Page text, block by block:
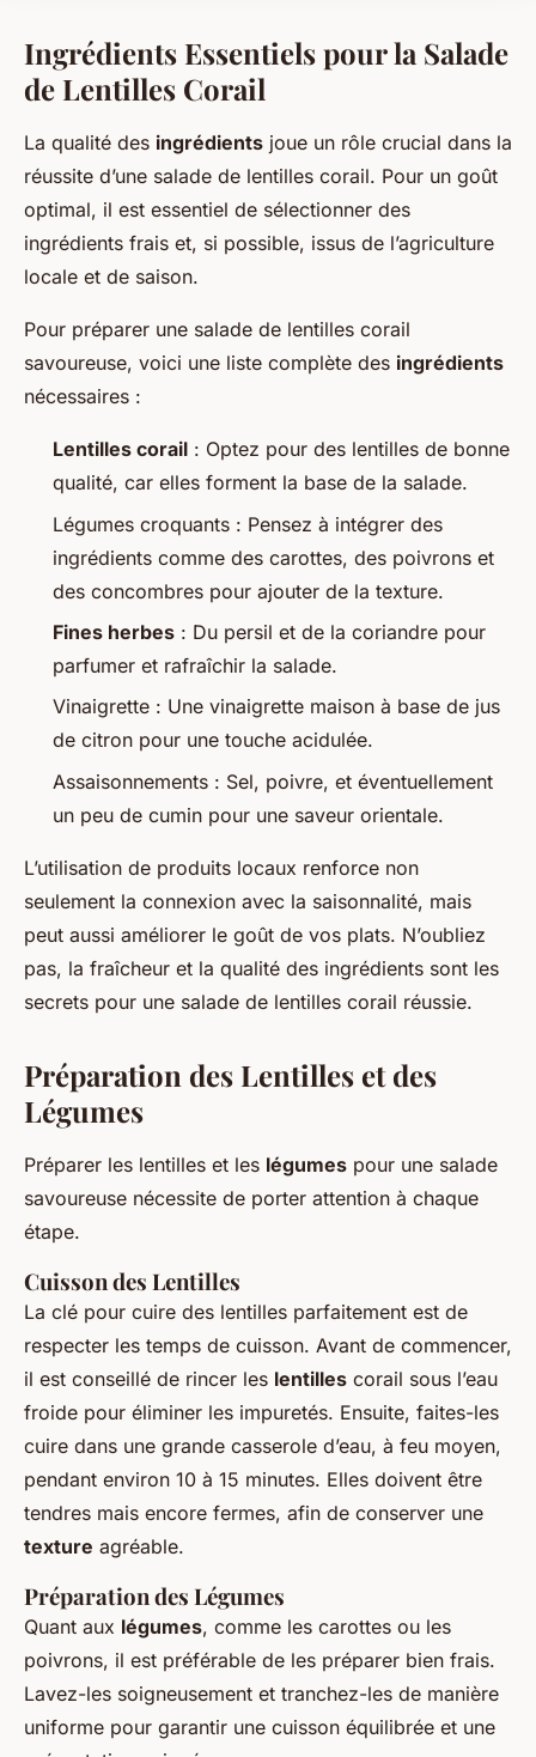
Ingrédients Essentiels pour la Salade
de Lentilles Corail
La qualité des ingrédients joue un rôle crucial dans la
réussite d’une salade de lentilles corail. Pour un goût
optimal, il est essentiel de sélectionner des
ingrédients frais et, si possible, issus de l’agriculture
locale et de saison.
Pour préparer une salade de lentilles corail
savoureuse, voici une liste complète des ingrédients
nécessaires :
Lentilles corail : Optez pour des lentilles de bonne
qualité, car elles forment la base de la salade.
Légumes croquants : Pensez à intégrer des
ingrédients comme des carottes, des poivrons et
des concombres pour ajouter de la texture.
Fines herbes : Du persil et de la coriandre pour
parfumer et rafraîchir la salade.
Vinaigrette : Une vinaigrette maison à base de jus
de citron pour une touche acidulée.
Assaisonnements : Sel, poivre, et éventuellement
un peu de cumin pour une saveur orientale.
L’utilisation de produits locaux renforce non
seulement la connexion avec la saisonnalité, mais
peut aussi améliorer le goût de vos plats. N’oubliez
pas, la fraîcheur et la qualité des ingrédients sont les
secrets pour une salade de lentilles corail réussie.
Préparation des Lentilles et des
Légumes
Préparer les lentilles et les légumes pour une salade
savoureuse nécessite de porter attention à chaque
étape.
Cuisson des Lentilles
La clé pour cuire des lentilles parfaitement est de
respecter les temps de cuisson. Avant de commencer,
il est conseillé de rincer les lentilles corail sous l’eau
froide pour éliminer les impuretés. Ensuite, faites-les
cuire dans une grande casserole d’eau, à feu moyen,
pendant environ 10 à 15 minutes. Elles doivent être
tendres mais encore fermes, afin de conserver une
texture agréable.
Préparation des Légumes
Quant aux légumes, comme les carottes ou les
poivrons, il est préférable de les préparer bien frais.
Lavez-les soigneusement et tranchez-les de manière
uniforme pour garantir une cuisson équilibrée et une